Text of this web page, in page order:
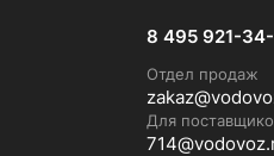
8 495 921-
Отдел продаж
Для